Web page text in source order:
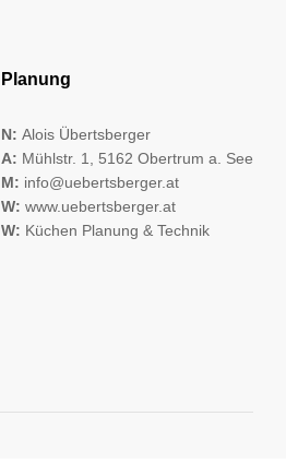
Planung
N: Alois Übertsberger
A: Mühlstr. 1, 5162 Obertrum a. See
M: info@uebertsberger.at
W: www.uebertsberger.at
W: Küchen Planung & Technik